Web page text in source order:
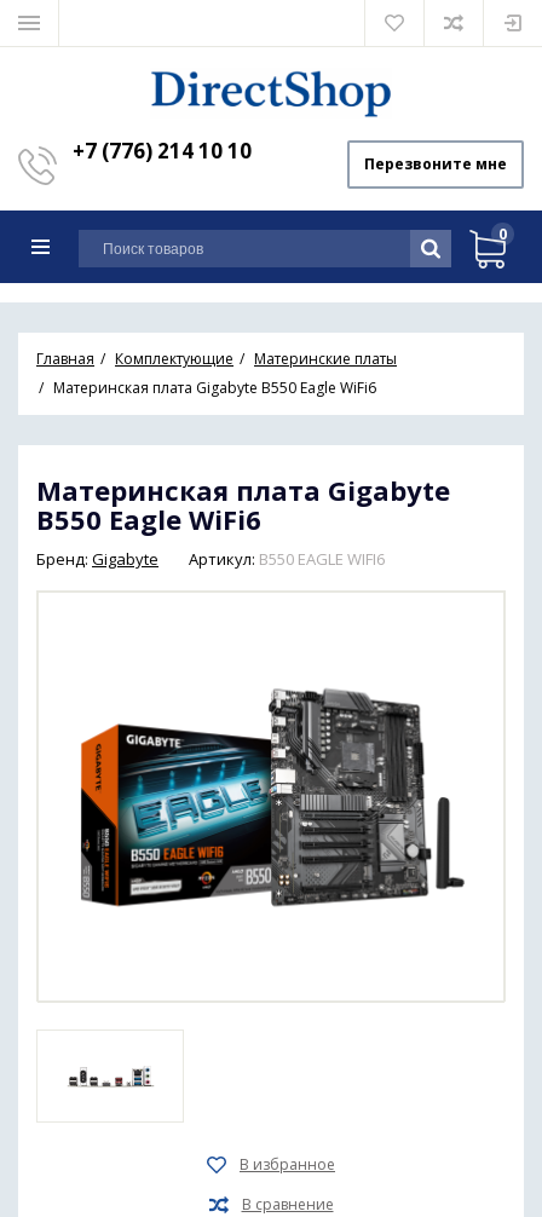
+7 (776) 214 10 10 Перезвоните мне
0
Главная Комплектующие
Материнские платы
Материнская плата Gigabyte B550 Eagle WiFi6
Материнская плата Gigabyte
B550 Eagle WiFi6
Бренд: Gigabyte Артикул: B550 EAGLE WIFI6